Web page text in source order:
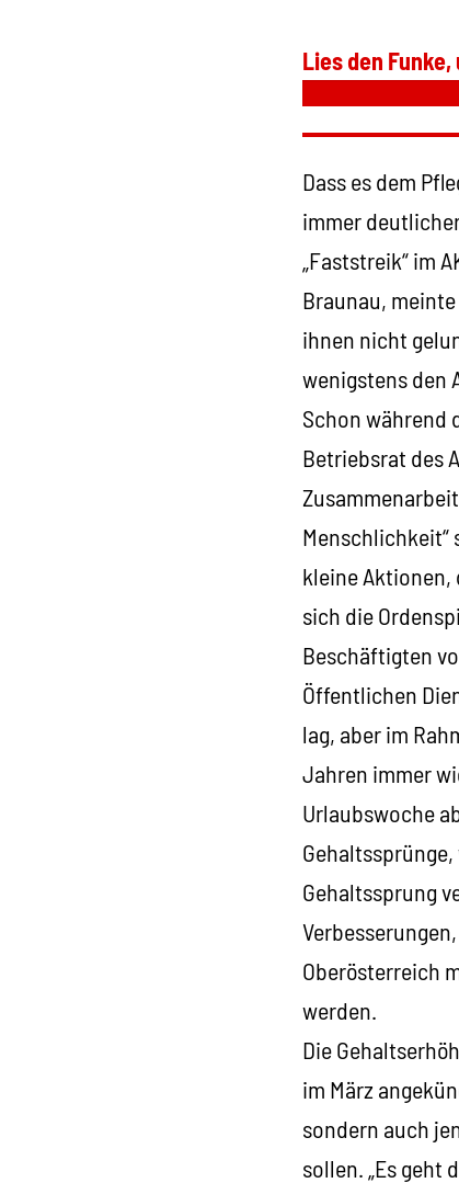
Lies den
Dass es dem
immer
„Faststreik“ im
Braunau,
ihnen nicht
wenigstens den
Schon während
Betriebsrat des
Menschlichkeit“
kleine Aktionen,
sich die
Beschäftigten
Öffentlichen
lag, aber im
Jahren immer
Urlaubswoche
Gehaltssprung
Oberösterreich
werden.
Die
im März
sondern auch
sollen. „Es geht